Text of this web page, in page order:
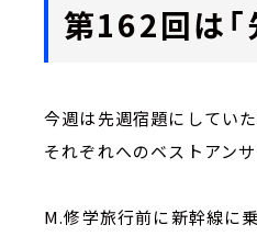
第162回は「
今週は先週宿題にしてい
それぞれへのベストアン
M.修学旅行前に新幹線に